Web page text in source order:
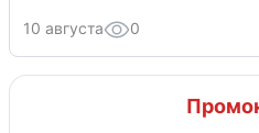
10 августа 0